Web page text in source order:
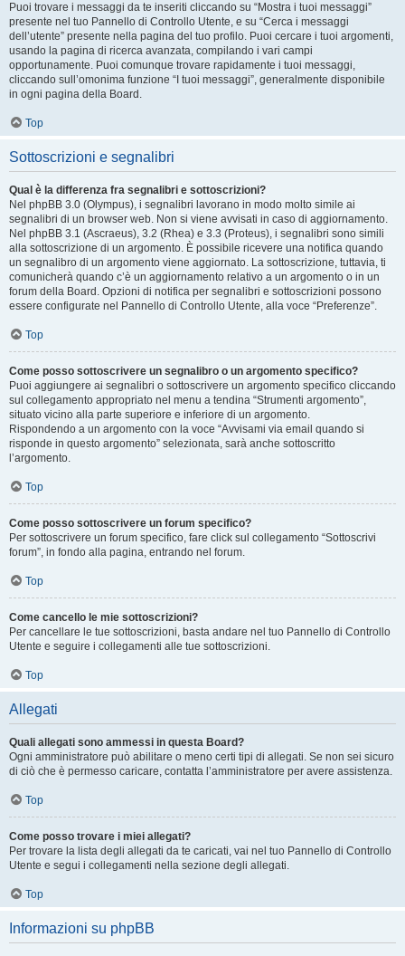
Puoi trovare i messaggi da te inseriti cliccando su “Mostra i tuoi messaggi”
presente nel tuo Pannello di Controllo Utente, e su “Cerca i messaggi
dell’utente” presente nella pagina del tuo profilo. Puoi cercare i tuoi argomenti,
usando la pagina di ricerca avanzata, compilando i vari campi
opportunamente. Puoi comunque trovare rapidamente i tuoi messaggi,
cliccando sull’omonima funzione “I tuoi messaggi”, generalmente disponibile
in ogni pagina della Board.
Top
Sottoscrizioni e segnalibri
Qual è la differenza fra segnalibri e sottoscrizioni?
Nel phpBB 3.0 (Olympus), i segnalibri lavorano in modo molto simile ai
segnalibri di un browser web. Non si viene avvisati in caso di aggiornamento.
Nel phpBB 3.1 (Ascraeus), 3.2 (Rhea) e 3.3 (Proteus), i segnalibri sono simili
alla sottoscrizione di un argomento. È possibile ricevere una notifica quando
un segnalibro di un argomento viene aggiornato. La sottoscrizione, tuttavia, ti
comunicherà quando c’è un aggiornamento relativo a un argomento o in un
forum della Board. Opzioni di notifica per segnalibri e sottoscrizioni possono
essere configurate nel Pannello di Controllo Utente, alla voce “Preferenze”.
Top
Come posso sottoscrivere un segnalibro o un argomento specifico?
Puoi aggiungere ai segnalibri o sottoscrivere un argomento specifico cliccando
sul collegamento appropriato nel menu a tendina “Strumenti argomento”,
situato vicino alla parte superiore e inferiore di un argomento.
Rispondendo a un argomento con la voce “Avvisami via email quando si
risponde in questo argomento” selezionata, sarà anche sottoscritto
l’argomento.
Top
Come posso sottoscrivere un forum specifico?
Per sottoscrivere un forum specifico, fare click sul collegamento “Sottoscrivi
forum”, in fondo alla pagina, entrando nel forum.
Top
Come cancello le mie sottoscrizioni?
Per cancellare le tue sottoscrizioni, basta andare nel tuo Pannello di Controllo
Utente e seguire i collegamenti alle tue sottoscrizioni.
Top
Allegati
Quali allegati sono ammessi in questa Board?
Ogni amministratore può abilitare o meno certi tipi di allegati. Se non sei sicuro
di ciò che è permesso caricare, contatta l’amministratore per avere assistenza.
Top
Come posso trovare i miei allegati?
Per trovare la lista degli allegati da te caricati, vai nel tuo Pannello di Controllo
Utente e segui i collegamenti nella sezione degli allegati.
Top
Informazioni su phpBB